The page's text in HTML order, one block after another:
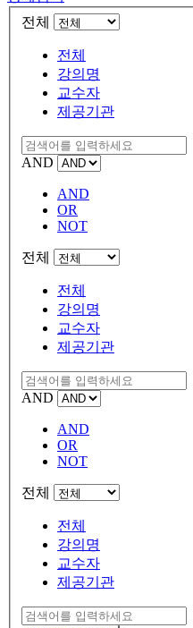
전체
전체
강의명
교수자
제공기관
AND
AND
OR
NOT
전체
전체
강의명
교수자
제공기관
AND
AND
OR
NOT
전체
전체
강의명
교수자
제공기관